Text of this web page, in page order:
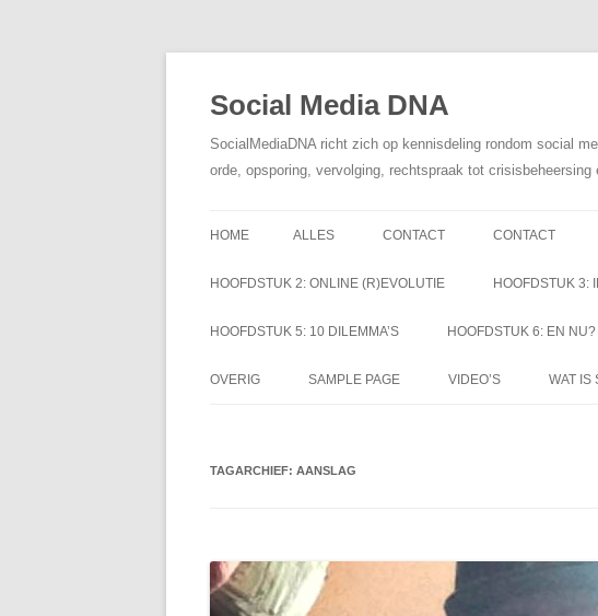
Social Media DNA
SocialMediaDNA richt zich op kennisdeling rondom social
orde, opsporing, vervolging, rechtspraak tot crisisbeheersing
HOME ALLES CONTACT CONTACT
HOOFDSTUK 2: ONLINE (R)EVOLUTIE HOOFDSTUK 3:
HOOFDSTUK 5: 10 DILEMMA’S HOOFDSTUK 6: EN NU?
OVERIG SAMPLE PAGE VIDEO’S WAT IS
TAGARCHIEF: AANSLAG